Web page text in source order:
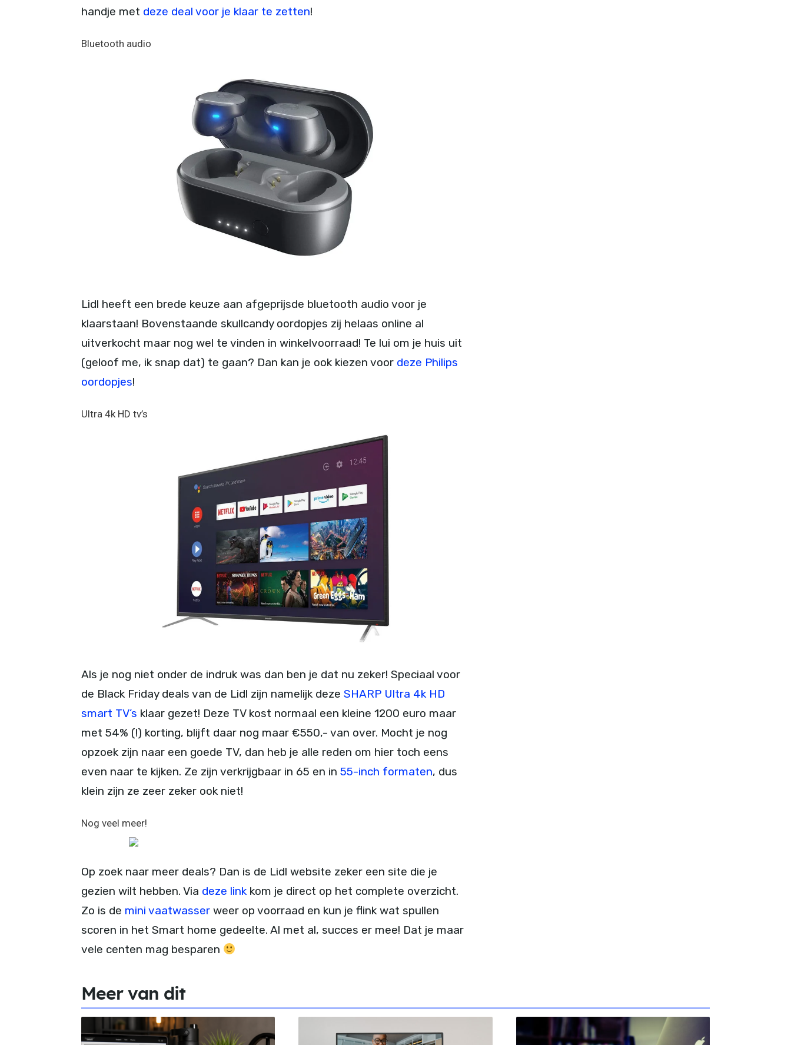
handje met deze deal voor je klaar te zetten!
Bluetooth audio
Lidl heeft een brede keuze aan afgeprijsde bluetooth audio voor je
klaarstaan! Bovenstaande skullcandy oordopjes zij helaas online al
uitverkocht maar nog wel te vinden in winkelvoorraad! Te lui om je huis uit
(geloof me, ik snap dat) te gaan? Dan kan je ook kiezen voor deze Philips
oordopjes!
Ultra 4k HD tv’s
Als je nog niet onder de indruk was dan ben je dat nu zeker! Speciaal voor
de Black Friday deals van de Lidl zijn namelijk deze SHARP Ultra 4k HD
smart TV’s klaar gezet! Deze TV kost normaal een kleine 1200 euro maar
met 54% (!) korting, blijft daar nog maar €550,- van over. Mocht je nog
opzoek zijn naar een goede TV, dan heb je alle reden om hier toch eens
even naar te kijken. Ze zijn verkrijgbaar in 65 en in 55-inch formaten, dus
klein zijn ze zeer zeker ook niet!
Nog veel meer!
Op zoek naar meer deals? Dan is de Lidl website zeker een site die je
gezien wilt hebben. Via deze link kom je direct op het complete overzicht.
Zo is de mini vaatwasser weer op voorraad en kun je flink wat spullen
scoren in het Smart home gedeelte. Al met al, succes er mee! Dat je maar
vele centen mag besparen
Meer van dit